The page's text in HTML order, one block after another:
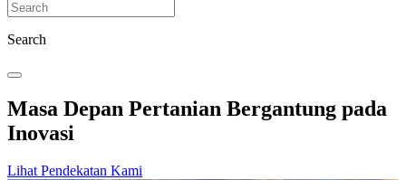
Search
Masa Depan Pertanian Bergantung pada
Inovasi
Lihat Pendekatan Kami